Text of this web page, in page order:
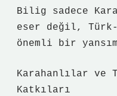
Bilig sadece
eser değil, Türk-
önemli bir
Karahanlılar ve
Katkıları